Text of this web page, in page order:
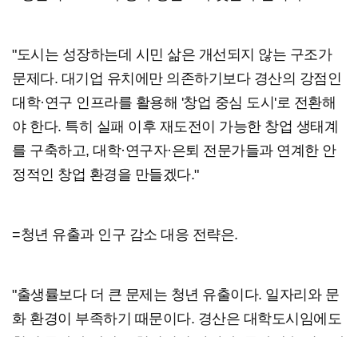
"도시는 성장하는데 시민 삶은 개선되지 않는 구조가
문제다. 대기업 유치에만 의존하기보다 경산의 강점인
대학·연구 인프라를 활용해 '창업 중심 도시'로 전환해
야 한다. 특히 실패 이후 재도전이 가능한 창업 생태계
를 구축하고, 대학·연구자·은퇴 전문가들과 연계한 안
정적인 창업 환경을 만들겠다."
=청년 유출과 인구 감소 대응 전략은.
"출생률보다 더 큰 문제는 청년 유출이다. 일자리와 문
화 환경이 부족하기 때문이다. 경산은 대학도시임에도